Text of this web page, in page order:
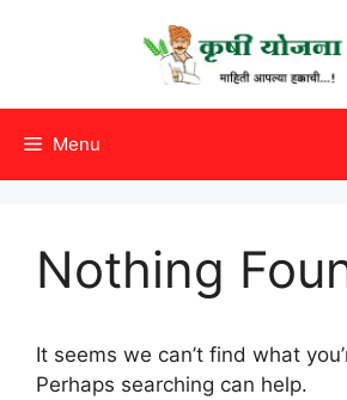
Menu
Nothing
It seems we can’t find what
Perhaps searching can help.